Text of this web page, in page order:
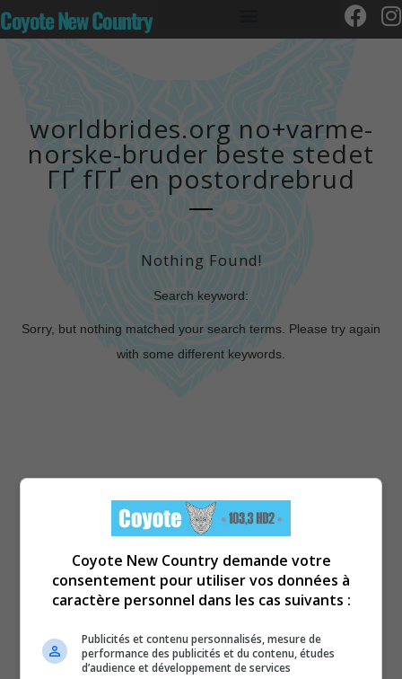
Coyote New Country
worldbrides.org no+varme-
norske-bruder beste stedet
ГҐ fГҐ en postordrebrud
Nothing Found!
Search keyword:
Sorry, but nothing matched your search terms. Please try again
with some different keywords.
Coyote New Country demande votre
consentement pour utiliser vos données à
caractère personnel dans les cas suivants :
Publicités et contenu personnalisés, mesure de
performance des publicités et du contenu, études
d’audience et développement de services